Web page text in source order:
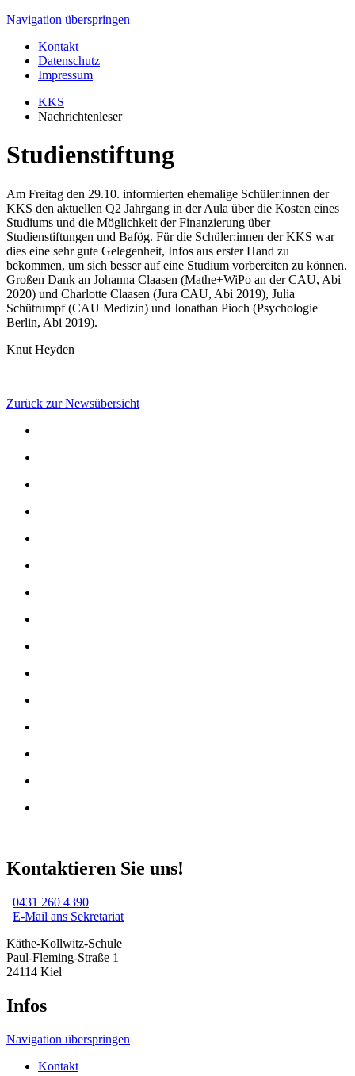
Navigation überspringen
Kontakt
Datenschutz
Impressum
KKS
Nachrichtenleser
Studienstiftung
Am Freitag den 29.10. informierten ehemalige Schüler:innen der
KKS den aktuellen Q2 Jahrgang in der Aula über die Kosten eines
Studiums und die Möglichkeit der Finanzierung über
Studienstiftungen und Bafög. Für die Schüler:innen der KKS war
dies eine sehr gute Gelegenheit, Infos aus erster Hand zu
bekommen, um sich besser auf eine Studium vorbereiten zu können.
Großen Dank an Johanna Claasen (Mathe+WiPo an der CAU, Abi
2020) und Charlotte Claasen (Jura CAU, Abi 2019), Julia
Schütrumpf (CAU Medizin) und Jonathan Pioch (Psychologie
Berlin, Abi 2019).
Knut Heyden
Zurück zur Newsübersicht
Kontaktieren Sie uns!
0431 260 4390
E-Mail ans Sekretariat
Käthe-Kollwitz-Schule
Paul-Fleming-Straße 1
24114 Kiel
Infos
Navigation überspringen
Kontakt